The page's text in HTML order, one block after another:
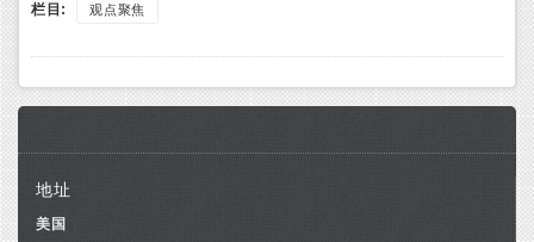
栏目: 观点聚焦
地址
美国